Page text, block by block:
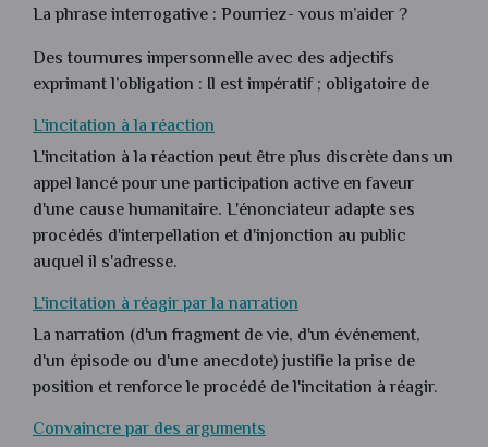
La phrase interrogative : Pourriez- vous m’aider ?
Des tournures impersonnelle avec des adjectifs
exprimant l’obligation : Il est impératif ; obligatoire de
L'incitation à la réaction
L'incitation à la réaction peut être plus discrète dans un
appel lancé pour une participation active en faveur
d'une cause humanitaire. L'énonciateur adapte ses
procédés d'interpellation et d'injonction au public
auquel il s'adresse.
L'incitation à réagir par la narration
La narration (d'un fragment de vie, d'un événement,
d'un épisode ou d'une anecdote) justifie la prise de
position et renforce le procédé de l'incitation à réagir.
Convaincre par des arguments